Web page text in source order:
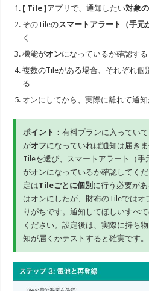
[ Tile ]アプリで、通知したい対象
そのTileのスマートアラート（手元
く
機能がオンになっているか確認する
複数のTileがある場合、それぞれ個
る
オンにしてから、実際に離れて通
ポイント：有料プランに入ってい
がオフになっていれば通知は届き
Tileを選び、スマートアラート（
がオンになっているか確認してく
定はTileごとに個別 に行う必要が
はオンにしたが、財布のTileではオ
りがちです。通知してほしいすべ
ください。設定後は、実際に持ち
知が届くかテストすると確実です。